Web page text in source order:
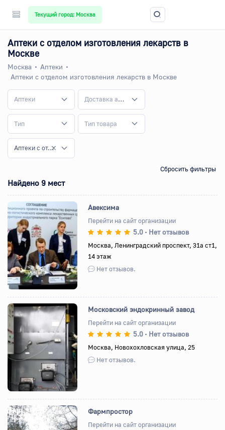
Текущий город: Москва
Аптеки с отделом изготовления лекарств в
Москве
Москва
Аптеки
Аптеки с отделом изготовления лекарств в Москве
Аптеки Доставка аптечных товаров
Тип Тип товара
Аптеки с отделом изготовления лекарств
Сбросить фильтры
Найдено 9 мест
Назад Вперед
Авексима
Перейти на сайт организации
5.0 • Нет отзывов
Москва, Ленинградский проспект, 31а ст1,
14 этаж
Нет отзывов.
Назад Вперед
Московский эндокринный завод
Перейти на сайт организации
5.0 • Нет отзывов
Москва, Новохохловская улица, 25
Нет отзывов.
Фармпростор
Перейти на сайт организации